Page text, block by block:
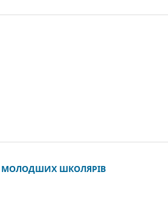
МОЛОДШИХ ШКОЛЯРІВ